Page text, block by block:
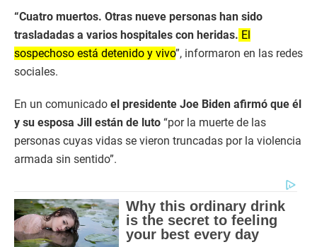
“Cuatro muertos. Otras nueve personas han sido
trasladadas a varios hospitales con heridas. El
sospechoso está detenido y vivo”, informaron en las redes
sociales.
En un comunicado el presidente Joe Biden afirmó que él
y su esposa Jill están de luto “por la muerte de las
personas cuyas vidas se vieron truncadas por la violencia
armada sin sentido”.